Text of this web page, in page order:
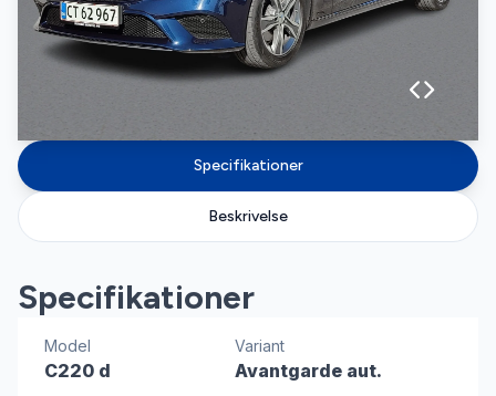
Specifikationer
Beskrivelse
Specifikationer
Model
C220 d
Variant
Avantgarde aut.